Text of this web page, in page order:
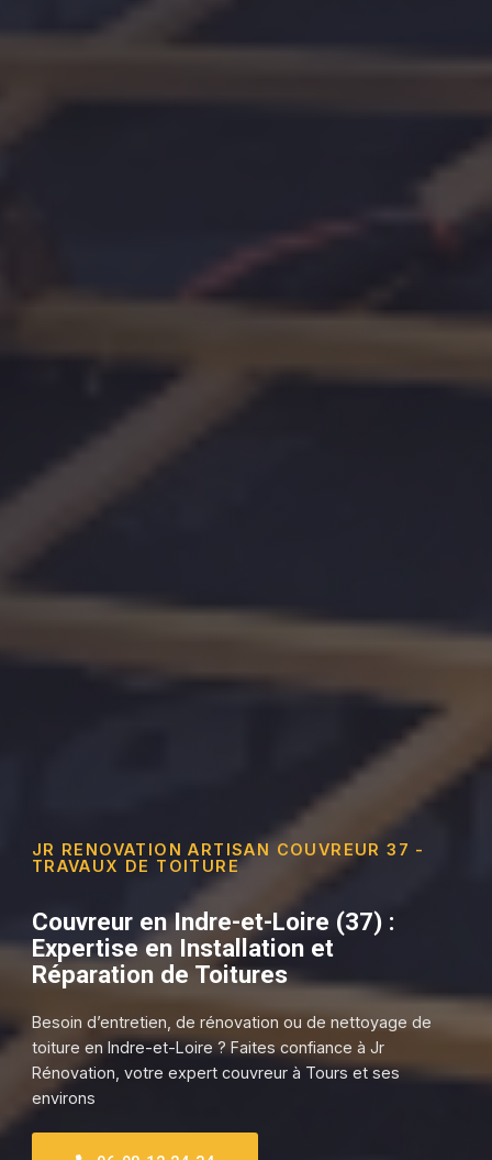
JR RENOVATION ARTISAN COUVREUR 37 -
TRAVAUX DE TOITURE
Couvreur en Indre-et-Loire (37) :
Expertise en Installation et
Réparation de Toitures
Besoin d’entretien, de rénovation ou de nettoyage de
toiture en Indre-et-Loire ? Faites confiance à Jr
Rénovation, votre expert couvreur à Tours et ses
environs